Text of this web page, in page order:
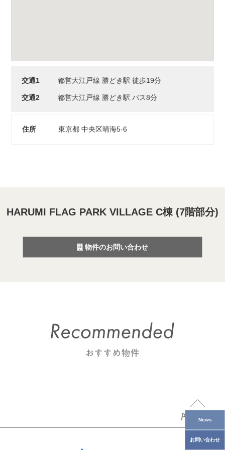
News
お問い合わせ
交通1 都営大江戸線 勝どき駅 徒歩19分
交通2 都営大江戸線 勝どき駅 バス8分
住所 東京都 中央区晴海5-6
HARUMI FLAG PARK VILLAGE C棟 (7階部分)
物件のお問い合わせ